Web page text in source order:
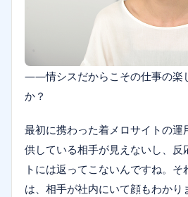
――情シスだからこその仕事の楽
か？
最初に携わった着メロサイトの運
供している相手が見えないし、反
トには返ってこないんですね。
は、相手が社内にいて顔もわかり